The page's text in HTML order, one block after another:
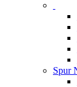
Spur